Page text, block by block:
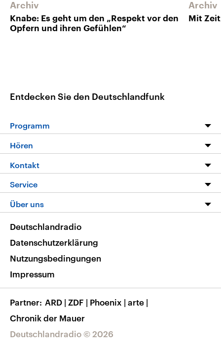
Archiv
Knabe: Es geht um den „Respekt vor den
Opfern und ihren Gefühlen“
Archiv
Mit
Entdecken Sie den Deutschlandfunk
Programm
Die Nachrichten
Nachrichtenleicht
Neue Beiträge auf dlf.de
Hören
Livestream
Podcasts
Deutschlandfunk App
Nachrichten App
Frequenzen
Kontakt
Hörerservice
Service
FAQ
Veranstaltungen
Musikliste
RSS
Über uns
Barrierefreiheit
Deutschlandradio © 2026
Deutschlandradio
Datenschutzerklärung
Nutzungsbedingungen
Impressum
Partner ARD | ZDF | Phoenix | arte |
Chronik der Mauer